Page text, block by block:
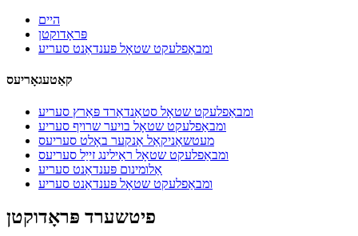
היים
פּראָדוקטן
ומבאַפלעקט שטאָל פּענדאַנט סעריע
קאַטעגאָריעס
ומבאַפלעקט שטאָל סטאַנדאַרד פּאַרץ סעריע
ומבאַפלעקט שטאָל בויער שרויף סעריע
מעטשאַניקאַל אַנקער באָלט סעריעס
ומבאַפלעקט שטאָל ראַילינג זייַל סעריעס
אַלומינום פּענדאַנט סעריע
ומבאַפלעקט שטאָל פּענדאַנט סעריע
פיטשערד פּראָדוקטן